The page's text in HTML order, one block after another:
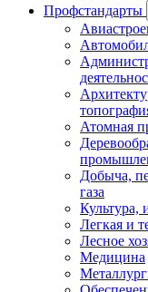
Профстандарты
Атомная
Добыча,
газа
Культура,
Легкая и
Лесное
Медицина